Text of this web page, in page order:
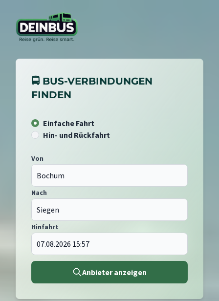
🚍 BUS-VERBINDUNGEN
FINDEN
Einfache Fahrt
Hin- und Rückfahrt
Von
Nach
Hinfahrt
Anbieter anzeigen